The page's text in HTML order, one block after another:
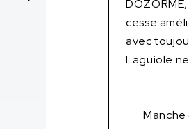
cesse
avec
Laguiole
Manche